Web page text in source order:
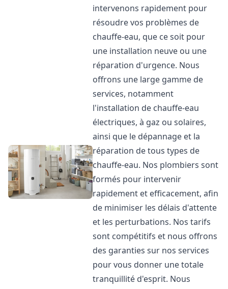
intervenons rapidement pour
résoudre vos problèmes de
chauffe-eau, que ce soit pour
une installation neuve ou une
réparation d'urgence. Nous
offrons une large gamme de
services, notamment
l'installation de chauffe-eau
électriques, à gaz ou solaires,
ainsi que le dépannage et la
réparation de tous types de
chauffe-eau. Nos plombiers sont
formés pour intervenir
rapidement et efficacement, afin
de minimiser les délais d'attente
et les perturbations. Nos tarifs
sont compétitifs et nous offrons
des garanties sur nos services
pour vous donner une totale
tranquillité d'esprit. Nous